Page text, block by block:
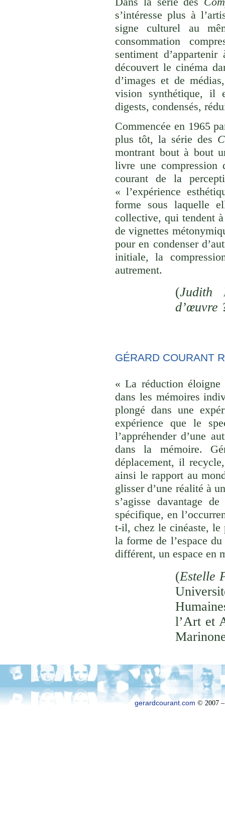
s’intéresse plus à
signe culturel au
consommation
sentiment
découvert le cinéma
d’images et de
vision synthétique, il
digests, condensés,
Commencée en 1965
plus tôt, la série des
montrant bout à bout
livre une compression
courant de la
« l’expérience
forme sous laquelle
collective, qui tendent
de vignettes
pour en condenser
initiale, la
autrement.
(Judith
d’œuvre
GÉRARD COURANT
« La réduction
dans les mémoires
plongé dans une
expérience que le
l’appréhender d’une
dans la mémoire.
déplacement, il
ainsi le rapport au
glisser d’une réalité à
s’agisse davantage
spécifique, en
t-il, chez le cinéaste, le
la forme de l’espace
différent, un espace en
(Estelle
l’Art et
gerardcourant.com © 2007